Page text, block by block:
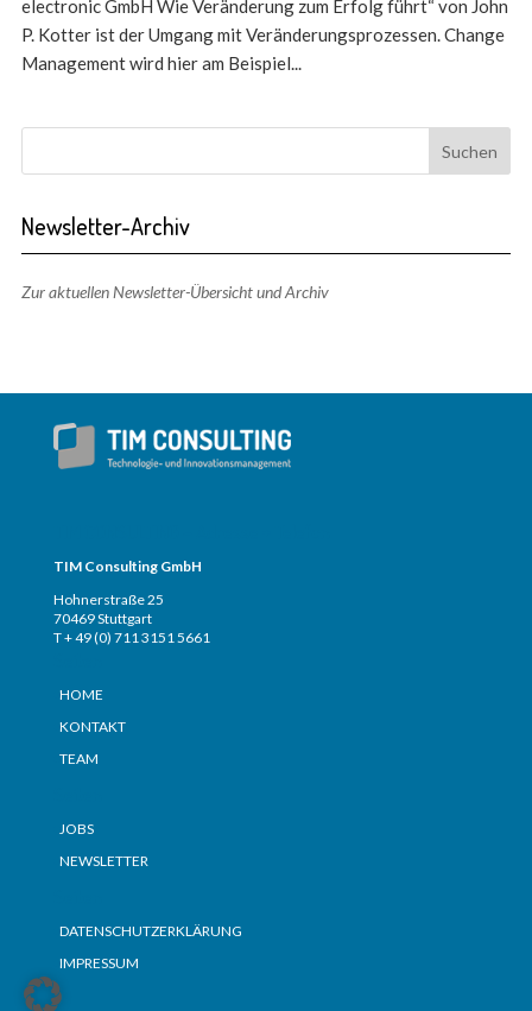
electronic GmbH Wie Veränderung zum Erfolg führt“ von John
P. Kotter ist der Umgang mit Veränderungsprozessen. Change
Management wird hier am Beispiel...
Newsletter-Archiv
Zur aktuellen Newsletter-Übersicht und Archiv
TIM Consulting GmbH
Hohnerstraße 25
70469 Stuttgart
T + 49 (0) 711 3151 5661
HOME
KONTAKT
TEAM
JOBS
NEWSLETTER
DATENSCHUTZERKLÄRUNG
IMPRESSUM